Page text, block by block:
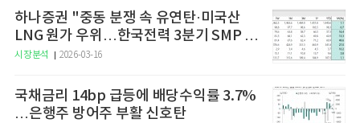
하나증권 "중동 분쟁 속 유연탄·미국산
LNG 원가 우위…한국전력 3분기 SMP 상
승 전망"
시장분석 2026-03-16
국채금리 14bp 급등에 배당수익률 3.7%
…은행주 방어주 부활 신호탄